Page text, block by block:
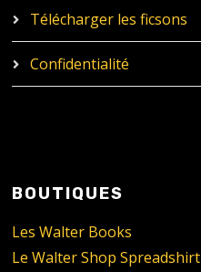
Télécharger les ficsons
Confidentialité
BOUTIQUES
Les Walter Books
Le Walter Shop Spreadshirt